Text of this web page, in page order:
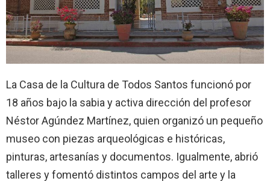
La Casa de la Cultura de Todos Santos funcionó por
18 años bajo la sabia y activa dirección del profesor
Néstor Agúndez Martínez, quien organizó un pequeño
museo con piezas arqueológicas e históricas,
pinturas, artesanías y documentos. Igualmente, abrió
talleres y fomentó distintos campos del arte y la